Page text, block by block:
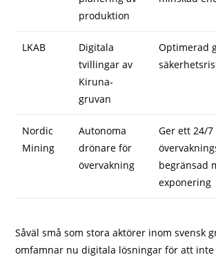
produktion
LKAB
Digitala
tvillingar av
Kiruna-
gruvan
Optimerad
Nordic
Mining
Autonoma
drönare för
övervakning
Ger ett 24/7
begränsad
exponering
Såväl små som stora aktörer inom svensk
omfamnar nu digitala lösningar för att